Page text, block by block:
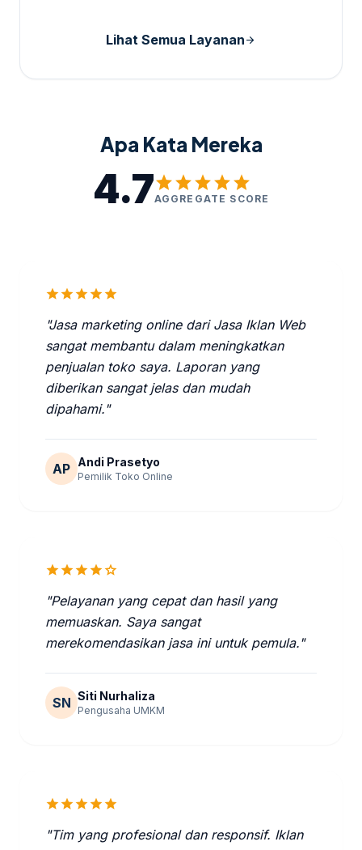
Lihat Semua Layananarrow_forward
Apa Kata Mereka
4.7starstarstarstarstar
AGGREGATE SCORE
starstarstarstarstar
"Jasa marketing online dari Jasa Iklan Web
sangat membantu dalam meningkatkan
penjualan toko saya. Laporan yang
diberikan sangat jelas dan mudah
dipahami."
AP Andi Prasetyo
Pemilik Toko Online
starstarstarstarstar
"Pelayanan yang cepat dan hasil yang
memuaskan. Saya sangat
merekomendasikan jasa ini untuk pemula."
SN Siti Nurhaliza
Pengusaha UMKM
starstarstarstarstar
"Tim yang profesional dan responsif. Iklan